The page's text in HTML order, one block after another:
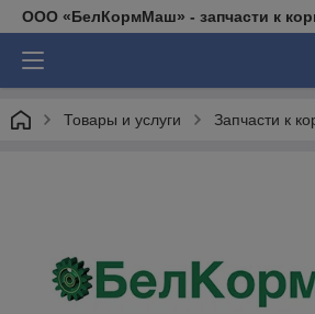
ООО «БелКормМаш» - запчасти к
Товары и услуги Запчасти к